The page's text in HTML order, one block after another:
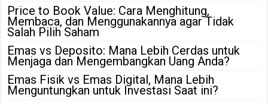
Price to Book Value: Cara Menghitung,
Membaca, dan Menggunakannya agar Tidak
Salah Pilih Saham
Emas vs Deposito: Mana Lebih Cerdas untuk
Menjaga dan Mengembangkan Uang Anda?
Emas Fisik vs Emas Digital, Mana Lebih
Menguntungkan untuk Investasi Saat ini?